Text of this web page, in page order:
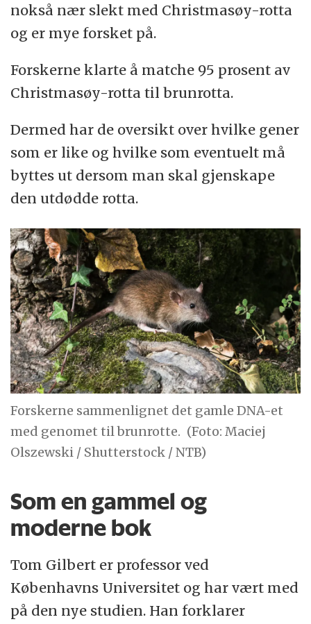
nokså nær slekt med Christmasøy-rotta
og er mye forsket på.
Forskerne klarte å matche 95 prosent av
Christmasøy-rotta til brunrotta.
Dermed har de oversikt over hvilke gener
som er like og hvilke som eventuelt må
byttes ut dersom man skal gjenskape
den utdødde rotta.
Forskerne sammenlignet det gamle DNA-et
med genomet til brunrotte. (Foto: Maciej
Olszewski / Shutterstock / NTB)
Som en gammel og
moderne bok
Tom Gilbert er professor ved
Københavns Universitet og har vært med
på den nye studien. Han forklarer